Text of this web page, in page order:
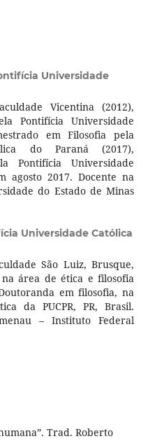
Universidade
Vicentina (2012),
Pontifícia Universidade
em Filosofia pela
do Paraná (2017),
Pontifícia Universidade
agosto 2017. Docente na
do Estado de Minas
Universidade Católica
São Luiz, Brusque,
área de ética e filosofia
em filosofia, na
da PUCPR, PR, Brasil.
– Instituto Federal
Trad. Roberto